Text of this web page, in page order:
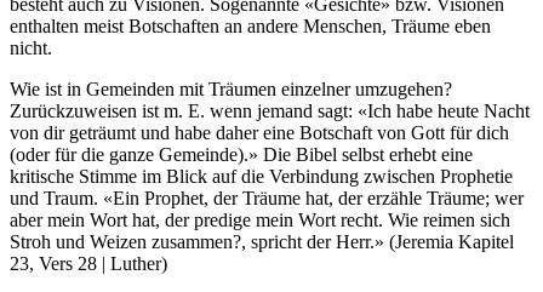
enthalten meist Botschaften an andere Menschen, Träume eben
nicht.
Wie ist in Gemeinden mit Träumen einzelner umzugehen?
Zurückzuweisen ist m. E. wenn jemand sagt: «Ich habe heute Nacht
von dir geträumt und habe daher eine Botschaft von Gott für dich
(oder für die ganze Gemeinde).» Die Bibel selbst erhebt eine
kritische Stimme im Blick auf die Verbindung zwischen Prophetie
und Traum. «Ein Prophet, der Träume hat, der erzähle Träume; wer
aber mein Wort hat, der predige mein Wort recht. Wie reimen sich
Stroh und Weizen zusammen?, spricht der Herr.» (Jeremia Kapitel
23, Vers 28 | Luther)